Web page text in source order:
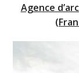
Agence